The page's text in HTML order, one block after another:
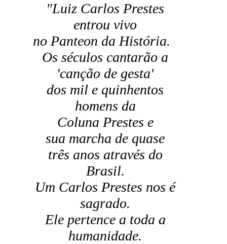
"Luiz Carlos Prestes
entrou vivo
no Panteon da História.
Os séculos cantarão a
'canção de gesta'
dos mil e quinhentos
homens da
Coluna Prestes e
sua marcha de quase
três anos através do
Brasil.
Um Carlos Prestes nos é
sagrado.
Ele pertence a toda a
humanidade.